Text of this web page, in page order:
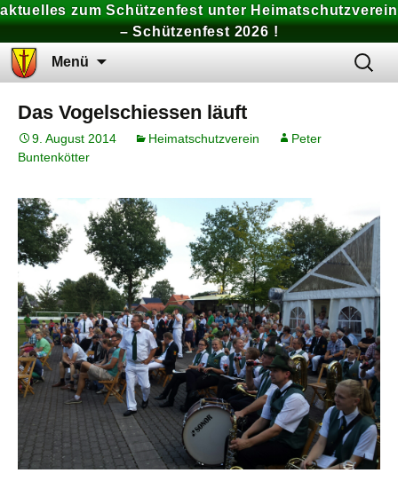
aktuelles zum Schützenfest unter Heimatschutzverein
– Schützenfest 2026 !
Menü
Suchen
nach:
Das Vogelschiessen läuft
9. August 2014 Heimatschutzverein
Peter
Buntenkötter